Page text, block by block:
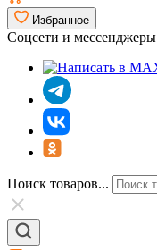
Избранное
Соцсети и мессенджеры
Поиск товаров...